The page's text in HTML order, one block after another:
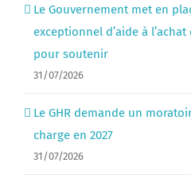
Le Gouvernement met en
exceptionnel d’aide à
pour soutenir
31/07/2026
Le GHR demande un
charge en 2027
31/07/2026